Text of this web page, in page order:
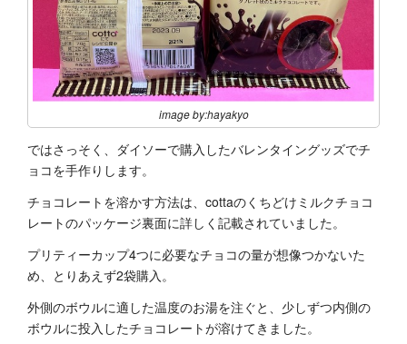
image by:hayakyo
ではさっそく、ダイソーで購入したバレンタイングッズでチ
ョコを手作りします。
チョコレートを溶かす方法は、cottaのくちどけミルクチョコ
レートのパッケージ裏面に詳しく記載されていました。
プリティーカップ4つに必要なチョコの量が想像つかないた
め、とりあえず2袋購入。
外側のボウルに適した温度のお湯を注ぐと、少しずつ内側の
ボウルに投入したチョコレートが溶けてきました。